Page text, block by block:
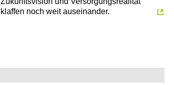
klaffen noch weit auseinander.